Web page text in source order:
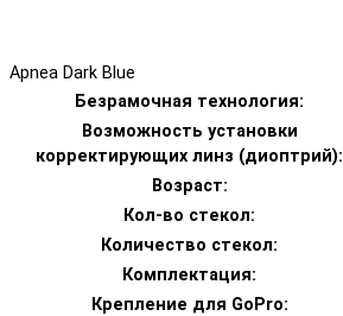
Apnea Dark Blue
Безрамочная технология:
Возможность установки
корректирующих линз (диоптрий):
Возраст:
Кол-во стекол:
Количество стекол:
Комплектация:
Крепление для GoPro: